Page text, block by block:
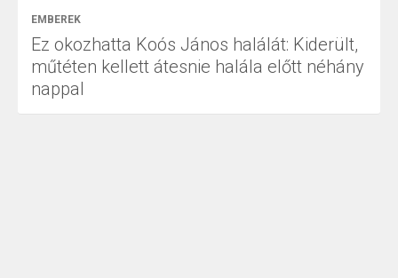
EMBEREK
Ez okozhatta Koós János halálát: Kiderült,
műtéten kellett átesnie halála előtt néhány
nappal